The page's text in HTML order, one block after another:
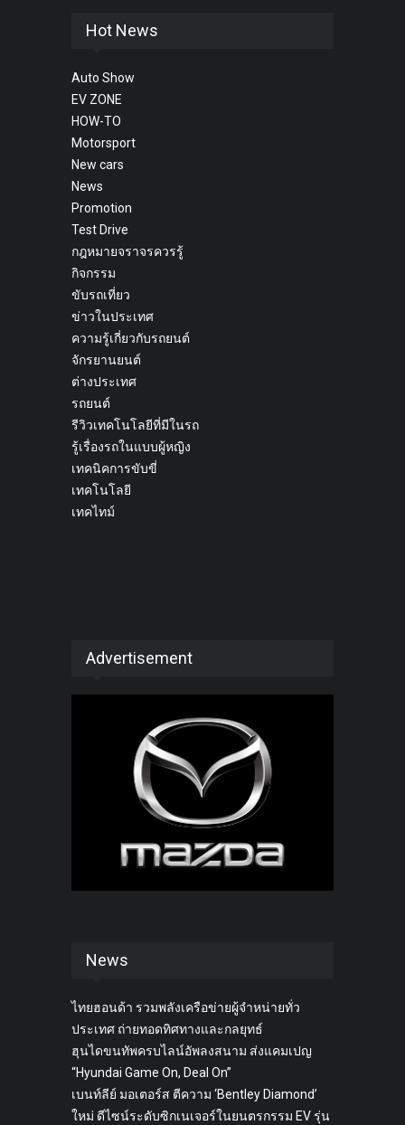
Hot News
Auto Show
EV ZONE
HOW-TO
Motorsport
New cars
News
Promotion
Test Drive
กฎหมายจราจรควรรู้
กิจกรรม
ขับรถเที่ยว
ข่าวในประเทศ
ความรู้เกี่ยวกับรถยนต์
จักรยานยนต์
ต่างประเทศ
รถยนต์
รีวิวเทคโนโลยีที่มีในรถ
รู้เรื่องรถในแบบผู้หญิง
เทคนิคการขับขี่
เทคโนโลยี
เทคไทม์
Advertisement
News
ไทยฮอนด้า รวมพลังเครือข่ายผู้จำหน่ายทั่ว
ประเทศ ถ่ายทอดทิศทางและกลยุทธ์
ฮุนไดขนทัพครบไลน์อัพลงสนาม ส่งแคมเปญ
“Hyundai Game On, Deal On”
เบนท์ลีย์ มอเตอร์ส ตีความ ‘Bentley Diamond’
ใหม่ ดีไซน์ระดับซิกเนเจอร์ในยนตรกรรม EV รุ่น